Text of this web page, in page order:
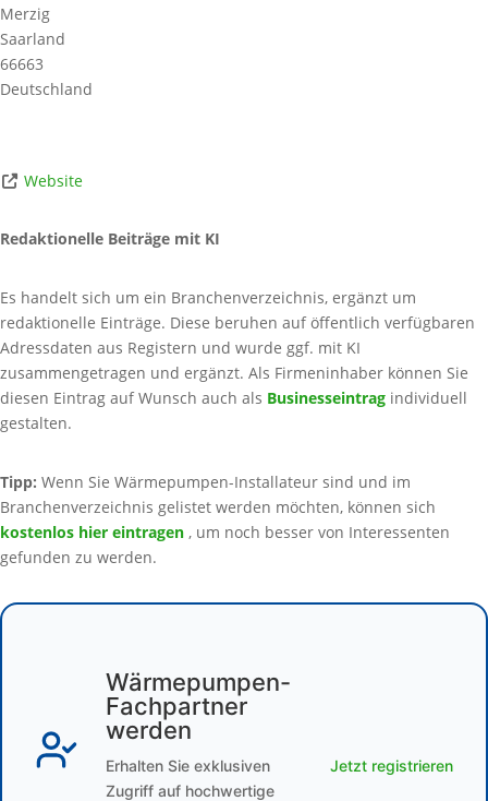
Merzig
Saarland
66663
Deutschland
Website
Redaktionelle Beiträge mit KI
Es handelt sich um ein Branchenverzeichnis, ergänzt um
redaktionelle Einträge. Diese beruhen auf öffentlich verfügbaren
Adressdaten aus Registern und wurde ggf. mit KI
zusammengetragen und ergänzt. Als Firmeninhaber können Sie
diesen Eintrag auf Wunsch auch als Businesseintrag individuell
gestalten.
Tipp: Wenn Sie Wärmepumpen-Installateur sind und im
Branchenverzeichnis gelistet werden möchten, können sich
kostenlos hier eintragen , um noch besser von Interessenten
gefunden zu werden.
Wärmepumpen-
Fachpartner
werden
Erhalten Sie exklusiven
Zugriff auf hochwertige
Jetzt registrieren